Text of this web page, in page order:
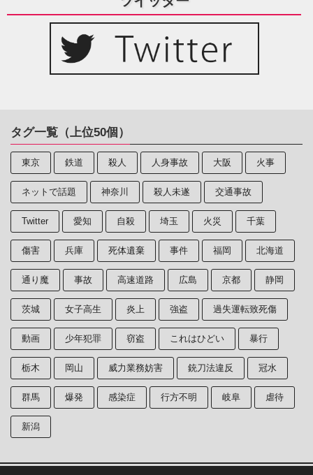
タグ一覧（上位50個）
東京 鉄道 殺人 人身事故 大阪 火事
ネットで話題 神奈川 殺人未遂 交通事故
Twitter 愛知 自殺 埼玉 火災 千葉
傷害 兵庫 死体遺棄 事件 福岡 北海道
通り魔 事故 高速道路 広島 京都 静岡
茨城 女子高生 炎上 強盗 過失運転致死傷
動画 少年犯罪 窃盗 これはひどい 暴行
栃木 岡山 威力業務妨害 銃刀法違反 冠水
群馬 爆発 感染症 行方不明 岐阜 虐待
新潟